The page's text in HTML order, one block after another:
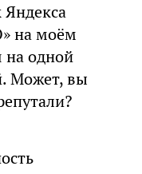
на моём
на одной
Может, вы